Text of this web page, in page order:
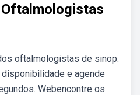
oftalmologistas de sinop:
e agende
Webencontre os